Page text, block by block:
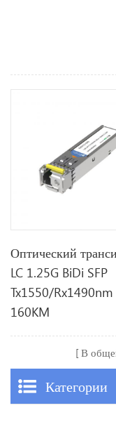
Оптический
LC 1.25G BiDi SFP
Tx1550/Rx1490nm
160KM
В
Категории